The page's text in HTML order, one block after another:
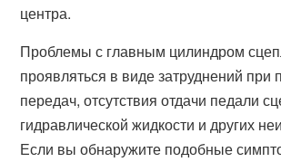
центра.
Проблемы с главным цилиндром
проявляться в виде затруднений при
передач, отсутствия отдачи педали
гидравлической жидкости и других
Если вы обнаружите подобные